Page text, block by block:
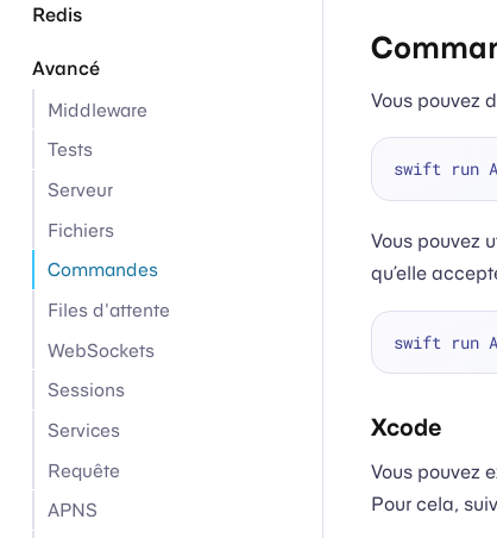
Redis
Avancé
Middleware
Tests
Serveur
Fichiers
Commandes
Files d'attente
WebSockets
Sessions
Services
Requête
APNS
Vous pouvez
swift run
Vous pouvez
qu’elle
swift run
Xcode
Vous pouvez
Pour cela,